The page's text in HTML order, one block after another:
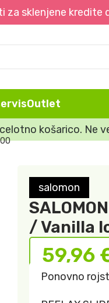
za sklenjene kredite
Outlet
košarico. Ne
salomon
/ Vanilla
59,96
Ponovno